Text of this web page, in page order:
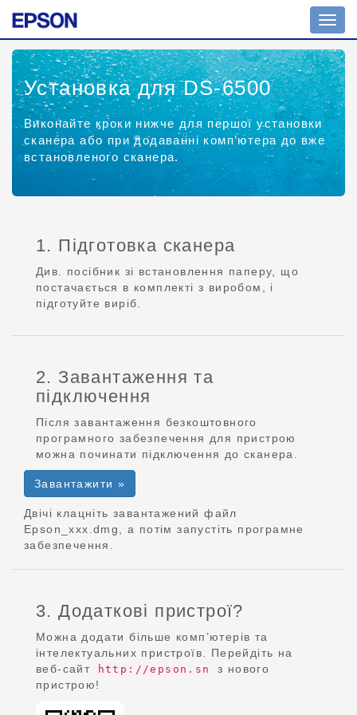
Установка для DS-6500
Виконайте кроки нижче для першої установки
сканера або при додаванні комп’ютера до вже
встановленого сканера.
1. Підготовка сканера
Див. посібник зі встановлення паперу, що
постачається в комплекті з виробом, і
підготуйте виріб.
2. Завантаження та
підключення
Після завантаження безкоштовного
програмного забезпечення для пристрою
можна починати підключення до сканера.
Завантажити »
Двічі клацніть завантажений файл
Epson_xxx.dmg, а потім запустіть програмне
забезпечення.
3. Додаткові пристрої?
Можна додати більше комп’ютерів та
інтелектуальних пристроїв. Перейдіть на
веб-сайт
http://epson.sn
з нового
пристрою!